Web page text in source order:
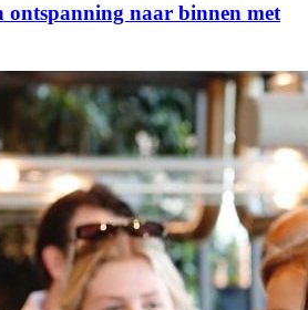
ontspanning naar binnen met